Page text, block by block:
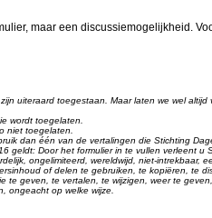
maar een discussiemogelijkheid.
uiteraard toegestaan. Maar laten we wel
wordt toegelaten.
niet toegelaten.
dan één van de vertalingen die Stichting
geldt: Door het formulier in te vullen verleent u
ongelimiteerd, wereldwijd, niet-intrekbaar,
of delen te gebruiken, te kopiëren, te
te geven, te vertalen, te wijzigen, weer te
ongeacht op welke wijze.